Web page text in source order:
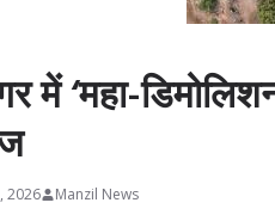
में ‘महा-
2026 Manzil News